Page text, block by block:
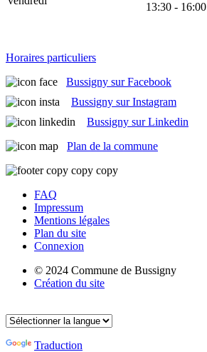
13:30 - 16:00
Horaires particuliers
Bussigny sur Facebook
Bussigny sur Instagram
Bussigny sur Linkedin
Plan de la commune
FAQ
Impressum
Mentions légales
Plan du site
Connexion
© 2024 Commune de Bussigny
Création du site
Traduction